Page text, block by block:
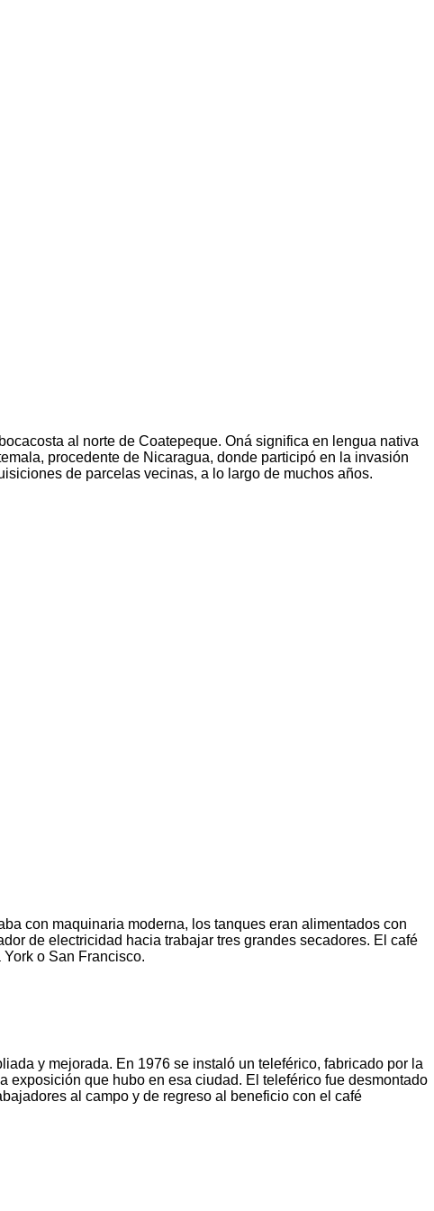
al norte de Coatepeque. Oná significa en lengua nativa
procedente de Nicaragua, donde participó en la invasión
de parcelas vecinas, a lo largo de muchos años.
con maquinaria moderna, los tanques eran alimentados con
de electricidad hacia trabajar tres grandes secadores. El café
o San Francisco.
y mejorada. En 1976 se instaló un teleférico, fabricado por la
que hubo en esa ciudad. El teleférico fue desmontado
al campo y de regreso al beneficio con el café